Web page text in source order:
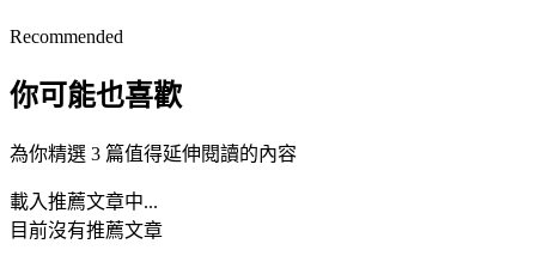
Recommended
你可能也喜歡
為你精選 3 篇值得延伸閱讀的內容
載入推薦文章中...
目前沒有推薦文章